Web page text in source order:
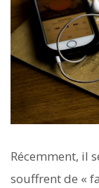
Récemment, il
souffrent de «